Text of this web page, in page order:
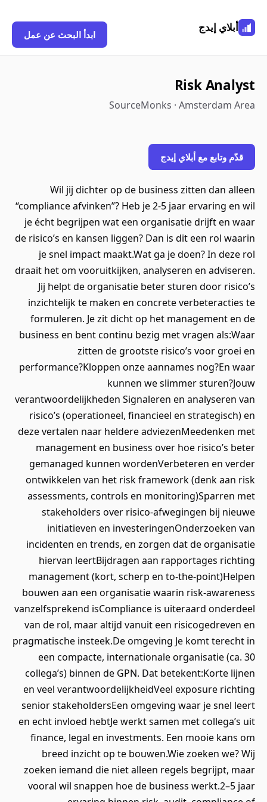
أبلاي إيدج
ابدأ البحث عن عمل
Risk Analyst
SourceMonks · Amsterdam Area
قدّم وتابع مع أبلاي إيدج
Wil jij dichter op de business zitten dan alleen
“compliance afvinken”? Heb je 2-5 jaar ervaring en wil
je écht begrijpen wat een organisatie drijft en waar
de risico’s en kansen liggen? Dan is dit een rol waarin
je snel impact maakt.Wat ga je doen? In deze rol
draait het om vooruitkijken, analyseren en adviseren.
Jij helpt de organisatie beter sturen door risico’s
inzichtelijk te maken en concrete verbeteracties te
formuleren. Je zit dicht op het management en de
business en bent continu bezig met vragen als:Waar
zitten de grootste risico’s voor groei en
performance?Kloppen onze aannames nog?En waar
kunnen we slimmer sturen?Jouw
verantwoordelijkheden Signaleren en analyseren van
risico’s (operationeel, financieel en strategisch) en
deze vertalen naar heldere adviezenMeedenken met
management en business over hoe risico’s beter
gemanaged kunnen wordenVerbeteren en verder
ontwikkelen van het risk framework (denk aan risk
assessments, controls en monitoring)Sparren met
stakeholders over risico-afwegingen bij nieuwe
initiatieven en investeringenOnderzoeken van
incidenten en trends, en zorgen dat de organisatie
hiervan leertBijdragen aan rapportages richting
management (kort, scherp en to-the-point)Helpen
bouwen aan een organisatie waarin risk-awareness
vanzelfsprekend isCompliance is uiteraard onderdeel
van de rol, maar altijd vanuit een risicogedreven en
pragmatische insteek.De omgeving Je komt terecht in
een compacte, internationale organisatie (ca. 30
collega’s) binnen de GPN. Dat betekent:Korte lijnen
en veel verantwoordelijkheidVeel exposure richting
senior stakeholdersEen omgeving waar je snel leert
en echt invloed hebtJe werkt samen met collega’s uit
finance, legal en investments. Een mooie kans om
breed inzicht op te bouwen.Wie zoeken we? Wij
zoeken iemand die niet alleen regels begrijpt, maar
vooral wil snappen hoe de business werkt.2–5 jaar